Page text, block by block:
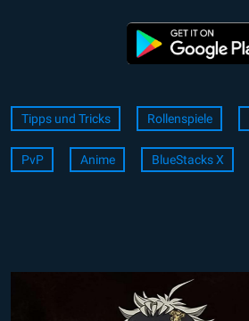
Tipps und Tricks Rollenspiele
PvP Anime BlueStacks X